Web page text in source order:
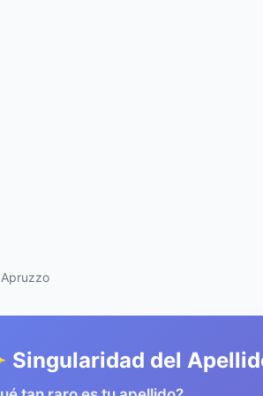
Apruzzo
Singularidad del